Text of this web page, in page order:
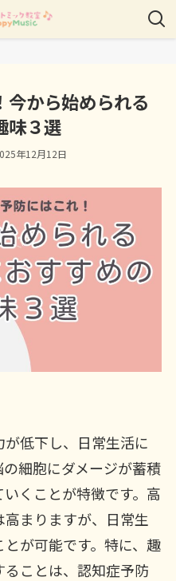
今から始められる
味３選
年12月12日
低下し、日常生活に
細胞にダメージが蓄積
くことが特徴です。高
まりますが、日常生
が可能です。特に、趣
ことは、認知症予防